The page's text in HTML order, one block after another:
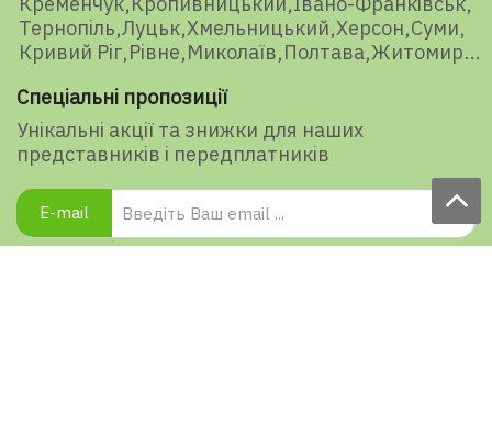
Тернопіль Луцьк Хмельницький Херсон Суми
Кривий Ріг Рівне Миколаїв Полтава Житомир
Спеціальні пропозиції
Унікальні акції та знижки для наших
представників і передплатників
E-mail